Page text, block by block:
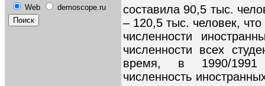
Web demoscope.ru
составила 90,5 тыс.
– 120,5 тыс. человек,
численности
численности всех
время, в 1990/1991
численность